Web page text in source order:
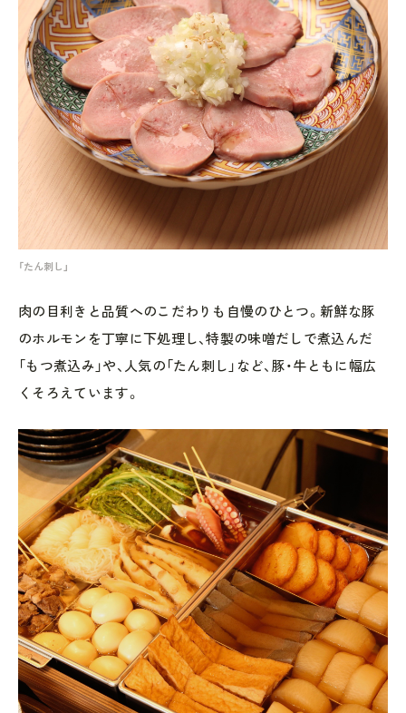
「たん刺し」
肉の目利きと品質へのこだわりも自慢のひとつ。新鮮な豚
のホルモンを丁寧に下処理し、特製の味噌だしで煮込んだ
「もつ煮込み」や、人気の「たん刺し」など、豚・牛ともに幅広
くそろえています。